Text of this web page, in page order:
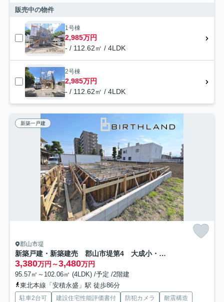
販売中の物件
1号棟
2,985万円
- / 112.62㎡ / 4LDK
2号棟
2,985万円
- / 112.62㎡ / 4LDK
新築一戸建
郡山市堤
新築戸建・新築建売 郡山市堤第4 大成小・第一中
3,380万円～3,480万円
95.57㎡～102.06㎡ (4LDK) /予定 /2階建
東北本線「安積永盛」駅 徒歩86分
駐車2台可 建設住宅性能評価書付 防犯カメラ
耐震構造